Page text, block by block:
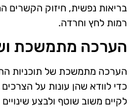
בריאות נפשית, חיזוק הקשרים
רמות לחץ וחרדה.
הערכה מתמשכת
הערכה מתמשכת של תוכניות
כדי לוודא שהן עונות על
לקיים משוב שוטף ולבצע